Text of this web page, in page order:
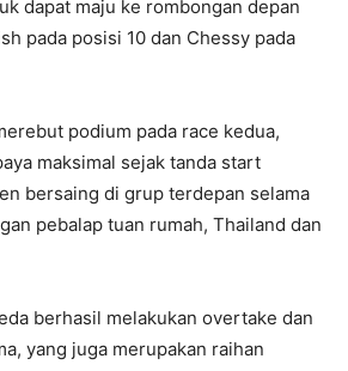
dapat maju ke rombongan depan
pada posisi 10 dan Chessy pada
podium pada race kedua,
maksimal sejak tanda start
bersaing di grup terdepan selama
pebalap tuan rumah, Thailand dan
berhasil melakukan overtake dan
yang juga merupakan raihan